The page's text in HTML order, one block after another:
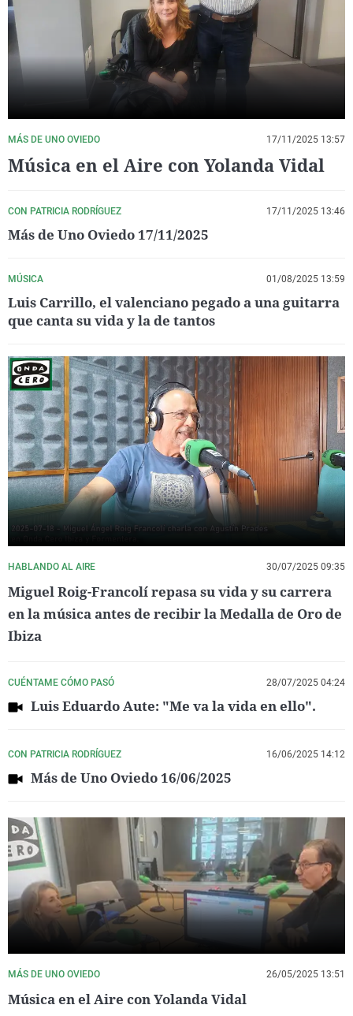
La rosa de los vientos
Gente viajera
Como el perro y el
Caso
Retornados
Equipo de
Extremadura
Galicia
La Rioja
País Vasco
Virales
Televisión
Elecciones
MÁS DE UNO OVIEDO 17/11/2025 13:57
Música en el Aire con Yolanda Vidal
CON PATRICIA RODRÍGUEZ 17/11/2025 13:46
Más de Uno Oviedo 17/11/2025
MÚSICA 01/08/2025 13:59
Luis Carrillo, el valenciano pegado a una guitarra
que canta su vida y la de tantos
HABLANDO AL AIRE 30/07/2025 09:35
Miguel Roig-Francolí repasa su vida y su carrera
en la música antes de recibir la Medalla de Oro de
Ibiza
CUÉNTAME CÓMO PASÓ 28/07/2025 04:24
Luis Eduardo Aute: "Me va la vida en ello".
CON PATRICIA RODRÍGUEZ 16/06/2025 14:12
Más de Uno Oviedo 16/06/2025
MÁS DE UNO OVIEDO 26/05/2025 13:51
Música en el Aire con Yolanda Vidal